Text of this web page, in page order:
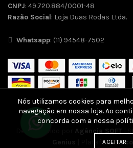
CNPJ: 49.720.884/0001-48
Razão Social: Loja Duas Rodas Ltda.
Whatsapp: (11) 94548-7502
Agência SOFT
Genius | Plataforma
Nós utilizamos cookies para
navegação em nossa loja. Ao
concorda com a nossa
ACEITAR